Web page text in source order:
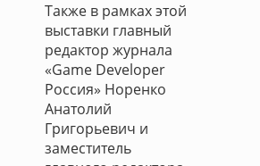
Также в рамках этой
выставки главный
редактор журнала
«Game Developer
Россия» Норенко
Анатолий
Григорьевич и
заместитель